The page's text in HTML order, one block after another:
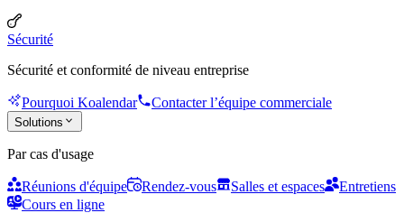
Sécurité
Sécurité et conformité de niveau entreprise
Pourquoi Koalendar Contacter l’équipe commerciale
Solutions
Par cas d'usage
Réunions d'équipe Rendez-vous Salles et espaces
Entretiens
Cours en ligne